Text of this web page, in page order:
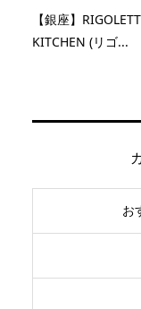
【銀座】
KITCHEN (リゴ...
お